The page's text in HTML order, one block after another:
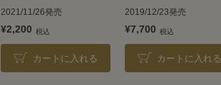
2021/11/26発売
¥2,200
カートに入れる
2019/12/23発売
¥7,700
カートに入れる